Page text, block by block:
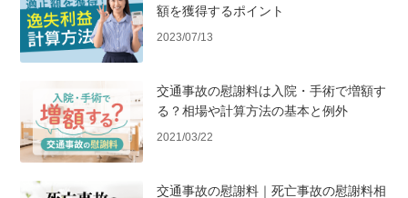
額を獲得するポイント
2023/07/13
交通事故の慰謝料は入院・手術で増額す
る？相場や計算方法の基本と例外
2021/03/22
交通事故の慰謝料｜死亡事故の慰謝料相